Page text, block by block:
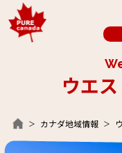
ウエ
カナダ地域情報